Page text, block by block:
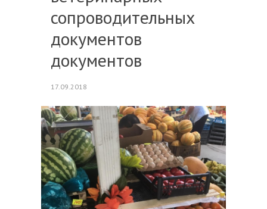
сопроводительных
документов
документов
17.09.2018